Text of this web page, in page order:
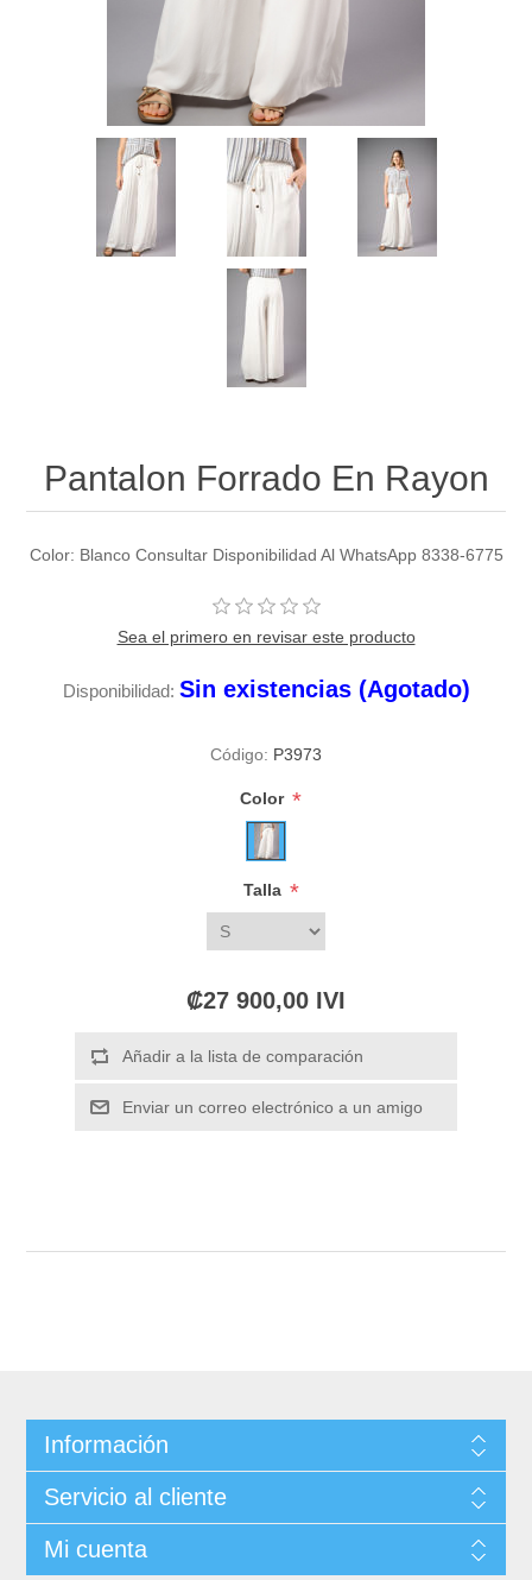
Pantalon Forrado En Rayon
Color: Blanco Consultar Disponibilidad Al WhatsApp 8338-6775
Sea el primero en revisar este producto
Disponibilidad: Sin existencias (Agotado)
Código: P3973
Color *
Talla *
₡27 900,00 IVI
Información
Servicio al cliente
Mi cuenta